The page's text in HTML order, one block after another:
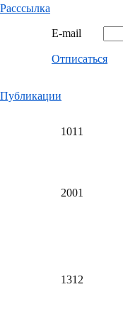
Расссылка
E-mail
Отписаться
Публикации
1011
2001
1312